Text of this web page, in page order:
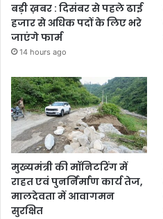
बड़ी ख़बर : दिसंबर से पहले ढाई
हजार से अधिक पदों के लिए भरे
जाएंगे फार्म
14 hours ago
मुख्यमंत्री की मॉनिटरिंग में
राहत एवं पुनर्निर्माण कार्य तेज,
मालदेवता में आवागमन
सुरक्षित